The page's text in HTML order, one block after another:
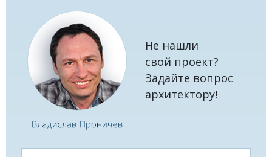
Не нашли
свой проект?
Задайте вопрос
архитектору!